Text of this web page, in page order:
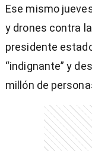
Ese mismo
y drones contra
presidente
“indignante” y
millón de